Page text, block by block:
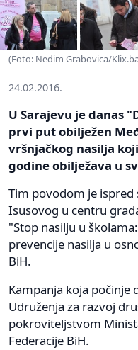
(Foto: Nedim Grabovica/
24.02.2016.
U Sarajevu je danas
prvi put obilježen
vršnjačkog nasilja
godine obilježava u
Tim povodom je ispred
Isusovog u centru
"Stop nasilju u
prevencije nasilja u
BiH.
Kampanja koja počinje
Udruženja za razvoj
pokroviteljstvom
Federacije BiH.